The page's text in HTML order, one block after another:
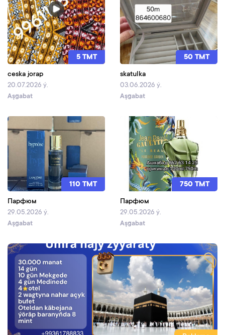
5 TMT
ceska jorap
20.07.2026 ý.
Aşgabat
50 TMT
skatulka
03.06.2026 ý.
Aşgabat
110 TMT
Парфюм
29.05.2026 ý.
Aşgabat
750 TMT
Парфюм
29.05.2026 ý.
Aşgabat